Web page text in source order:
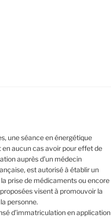
une séance en énergétique
aucun cas avoir pour effet de
auprès d’un médecin
est autorisé à établir un
prise de médicaments ou encore
visent à promouvoir la
personne.
d’immatriculation en application